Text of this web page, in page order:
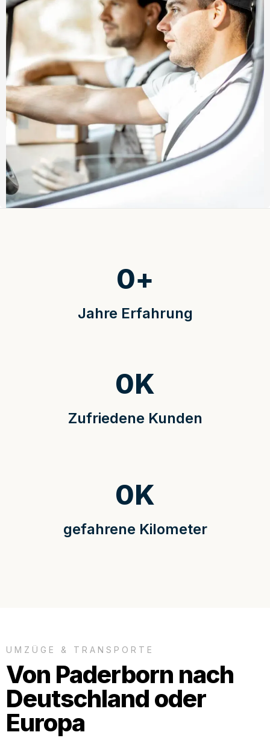
Jahre Erfahrung
0+
Zufriedene Kunden
0K
gefahrene Kilometer
0K
UMZÜGE & TRANSPORTE
Von Paderborn nach
Deutschland oder
Europa